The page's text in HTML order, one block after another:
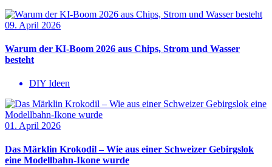
09. April 2026
Warum der KI-Boom 2026 aus Chips, Strom und Wasser
besteht
DIY Ideen
01. April 2026
Das Märklin Krokodil – Wie aus einer Schweizer Gebirgslok
eine Modellbahn-Ikone wurde